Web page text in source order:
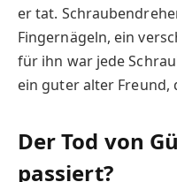
er tat.
Fingernägeln, ein
für ihn war jede
ein guter alter Freund,
Der Tod von
passiert?